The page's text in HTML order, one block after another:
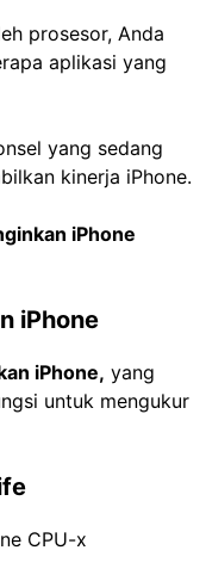
prosesor, Anda
aplikasi yang
yang sedang
kinerja iPhone.
iPhone
iPhone
iPhone, yang
untuk mengukur